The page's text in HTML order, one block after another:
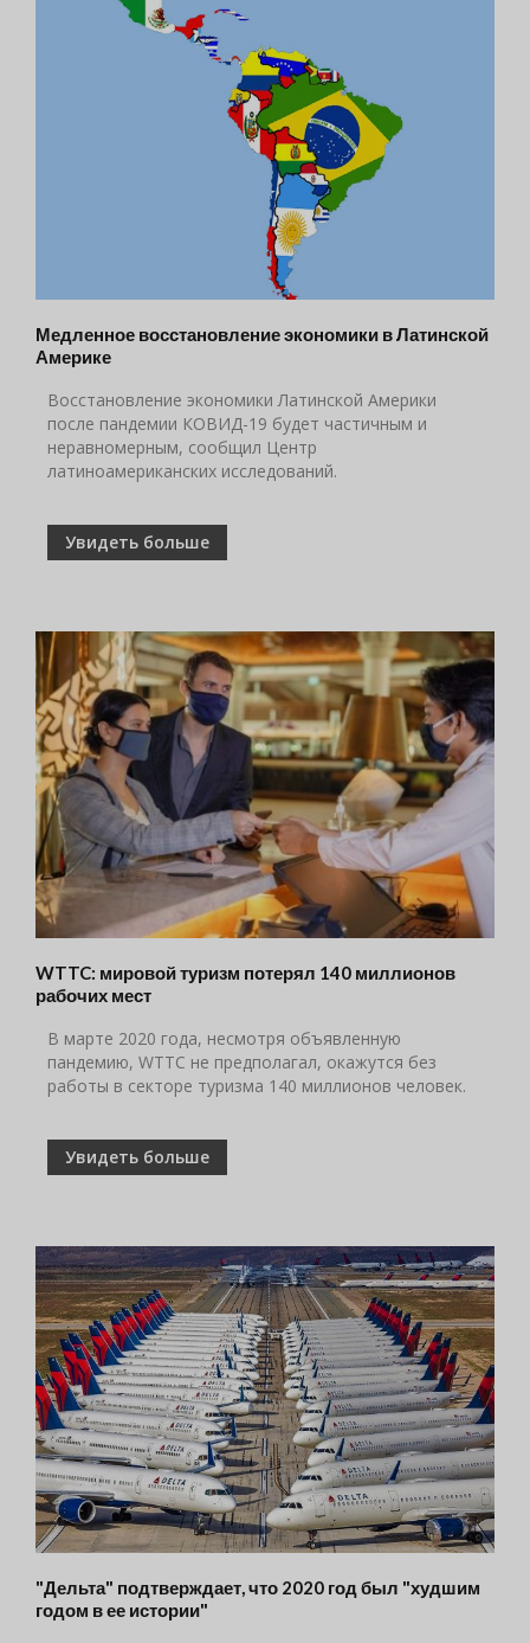
Медленное восстановление экономики в Латинской
Америке
Восстановление экономики Латинской Америки
после пандемии КОВИД-19 будет частичным и
неравномерным, сообщил Центр
латиноамериканских исследований.
Увидеть больше
WTTC: мировой туризм потерял 140 миллионов
рабочих мест
В марте 2020 года, несмотря объявленную
пандемию, WTTC не предполагал, окажутся без
работы в секторе туризма 140 миллионов человек.
Увидеть больше
"Дельта" подтверждает, что 2020 год был "худшим
годом в ее истории"